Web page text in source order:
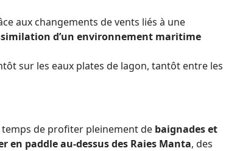
aux changements de vents liés à une
d’un environnement maritime
sur les eaux plates de lagon, tantôt entre les
temps de profiter pleinement de baignades et
en paddle au-dessus des Raies Manta, des